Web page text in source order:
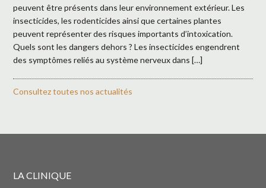
peuvent être présents dans leur environnement extérieur. Les
insecticides, les rodenticides ainsi que certaines plantes
peuvent représenter des risques importants d’intoxication.
Quels sont les dangers dehors ? Les insecticides engendrent
des symptômes reliés au système nerveux dans […]
Consultez toutes nos actualités
LA CLINIQUE